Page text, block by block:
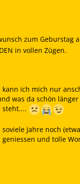
zum Geburstag
in vollen Zügen.
kann ich mich nur
was da schön
Jahre noch
und tolle